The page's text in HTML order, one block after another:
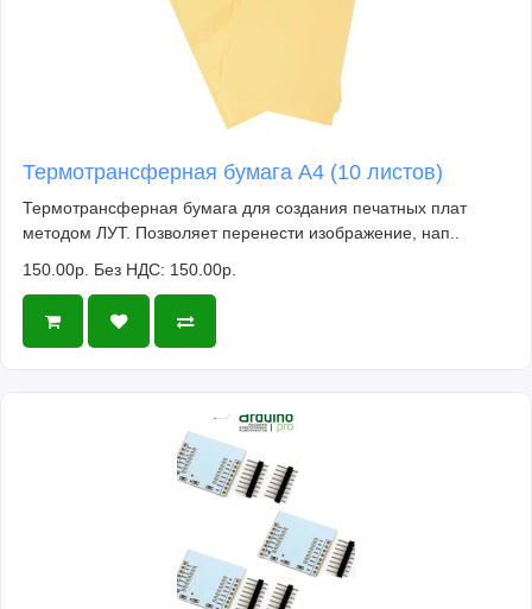
Термотрансферная бумага А4 (10 листов)
Термотрансферная бумага для создания печатных плат
методом ЛУТ. Позволяет перенести изображение, нап..
150.00р. Без НДС: 150.00р.